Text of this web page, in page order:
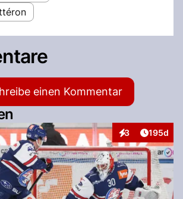
einen Kommentar
3
Interaktionen
Artikel
195d